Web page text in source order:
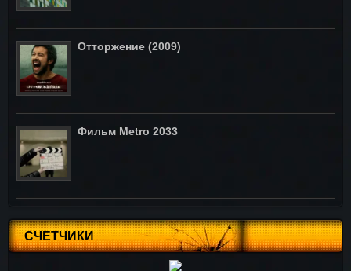
Отторжение (2009)
Фильм Metro 2033
СЧЕТЧИКИ